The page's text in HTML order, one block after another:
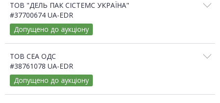
ТОВ "ДЕЛЬ ПАК СІСТЕМС УКРАЇНА"
#37700674 UA-EDR
Допущено до аукціону
ТОВ СЕА ОДС
#38761078 UA-EDR
Допущено до аукціону